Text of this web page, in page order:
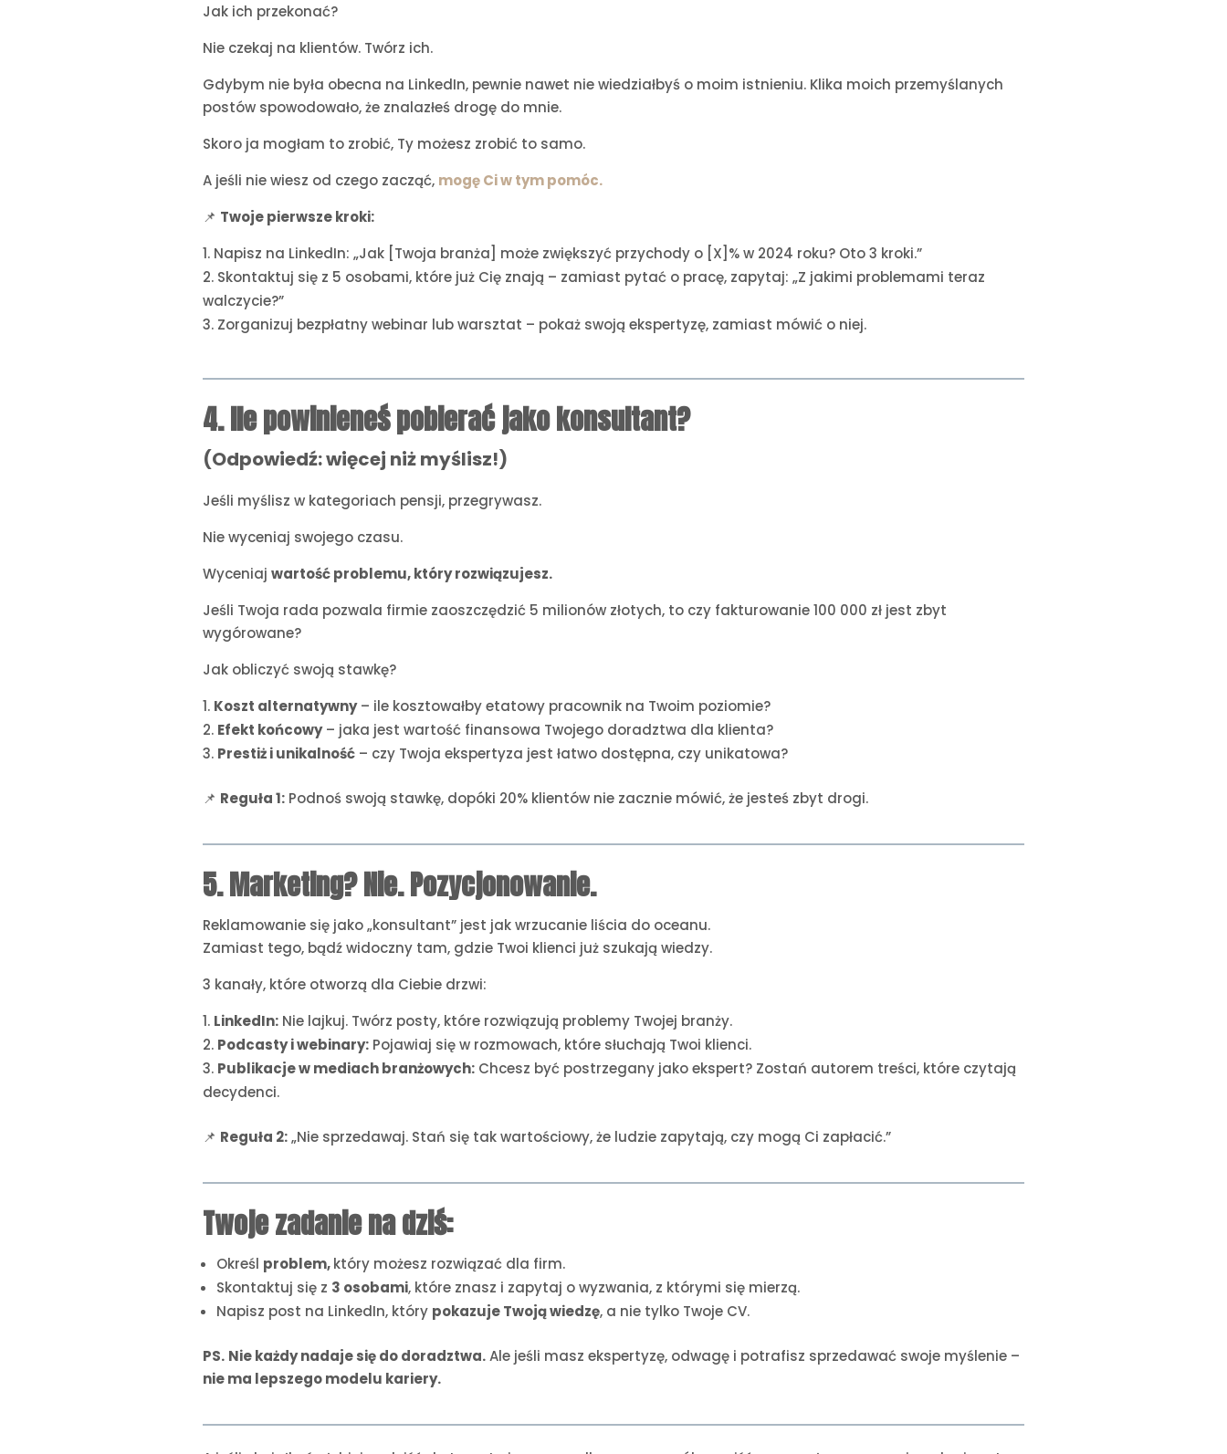
Jak ich przekonać?
Nie czekaj na klientów. Twórz ich.
Gdybym nie była obecna na LinkedIn, pewnie nawet nie wiedziałbyś o moim istnieniu. Klika moich przemyślanych
postów spowodowało, że znalazłeś drogę do mnie.
Skoro ja mogłam to zrobić, Ty możesz zrobić to samo.
A jeśli nie wiesz od czego zacząć, mogę Ci w tym pomóc.
📌 Twoje pierwsze kroki:
Napisz na LinkedIn: „Jak [Twoja branża] może zwiększyć przychody o [X]% w 2024 roku? Oto 3 kroki.”
Skontaktuj się z 5 osobami, które już Cię znają – zamiast pytać o pracę, zapytaj: „Z jakimi problemami teraz
walczycie?”
Zorganizuj bezpłatny webinar lub warsztat – pokaż swoją ekspertyzę, zamiast mówić o niej.
4. Ile powinieneś pobierać jako konsultant?
(Odpowiedź: więcej niż myślisz!)
Jeśli myślisz w kategoriach pensji, przegrywasz.
Nie wyceniaj swojego czasu.
Wyceniaj wartość problemu, który rozwiązujesz.
Jeśli Twoja rada pozwala firmie zaoszczędzić 5 milionów złotych, to czy fakturowanie 100 000 zł jest zbyt
wygórowane?
Jak obliczyć swoją stawkę?
Koszt alternatywny– ile kosztowałby etatowy pracownik na Twoim poziomie?
Efekt końcowy– jaka jest wartość finansowa Twojego doradztwa dla klienta?
Prestiż i unikalność – czy Twoja ekspertyza jest łatwo dostępna, czy unikatowa?
📌 Reguła 1: Podnoś swoją stawkę, dopóki 20% klientów nie zacznie mówić, że jesteś zbyt drogi.
5. Marketing? Nie. Pozycjonowanie.
Reklamowanie się jako „konsultant” jest jak wrzucanie liścia do oceanu.
Zamiast tego, bądź widoczny tam, gdzie Twoi klienci już szukają wiedzy.
3 kanały, które otworzą dla Ciebie drzwi:
LinkedIn: Nie lajkuj. Twórz posty, które rozwiązują problemy Twojej branży.
Podcasty i webinary: Pojawiaj się w rozmowach, które słuchają Twoi klienci.
Publikacje w mediach branżowych: Chcesz być postrzegany jako ekspert? Zostań autorem treści, które czytają
decydenci.
📌 Reguła 2:„Nie sprzedawaj. Stań się tak wartościowy, że ludzie zapytają, czy mogą Ci zapłacić.”
Twoje zadanie na dziś:
Określ problem,który możesz rozwiązać dla firm.
Skontaktuj się z 3 osobami, które znasz i zapytaj o wyzwania, z którymi się mierzą.
Napisz post na LinkedIn, który pokazuje Twoją wiedzę, a nie tylko Twoje CV.
PS. Nie każdy nadaje się do doradztwa.Ale jeśli masz ekspertyzę, odwagę i potrafisz sprzedawać swoje myślenie –
nie ma lepszego modelu kariery.